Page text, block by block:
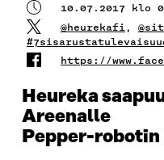
10.07.2017 klo
@heurekafi ,
https://
Heureka
Areenalle
Pepper-robotin